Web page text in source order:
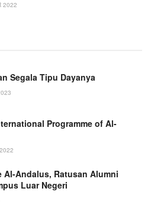
2022
Segala Tipu Dayanya
Programme of Al-
Al-Andalus, Ratusan Alumni
Luar Negeri